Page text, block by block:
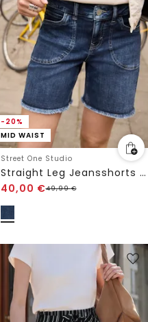
-20%
MID WAIST
Street One Studio
Straight Leg Jeansshorts im Casual Fit
40,00 €49,99€